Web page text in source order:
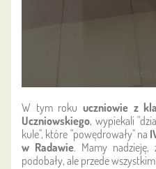
W tym roku uczniowie z
Uczniowskiego, wypiekali
kule", które "powędrowały" na
w Radawie. Mamy
podobały, ale przede